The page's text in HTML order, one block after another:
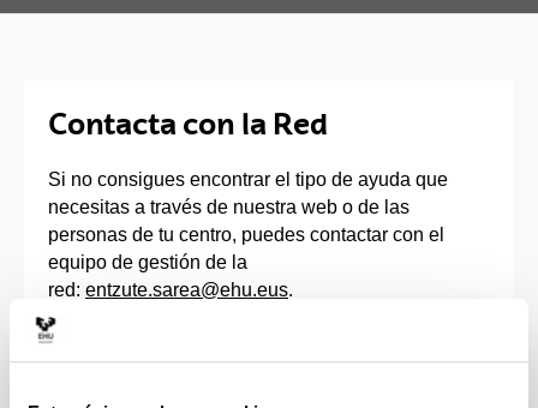
Contacta con la Red
Si no consigues encontrar el tipo de ayuda que
necesitas a través de nuestra web o de las
personas de tu centro, puedes contactar con el
equipo de gestión de la
red: entzute.sarea@ehu.eus.
¡Te escuchamos! Entre todos y